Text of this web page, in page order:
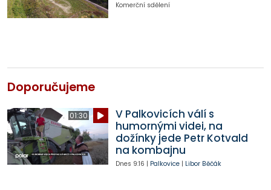
Komerční sdělení
Doporučujeme
01:30
V Palkovicích válí s
humornými videi, na
dožínky jede Petr Kotvald
na kombajnu
Dnes 9:16 | Palkovice| Libor Běčák